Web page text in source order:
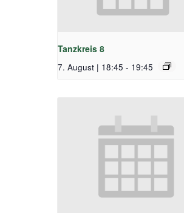
Tanzkreis 8
7. August | 18:45 - 19:45